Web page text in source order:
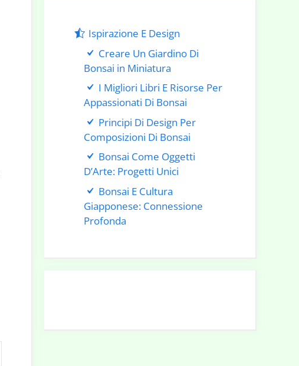
Ispirazione E Design
Creare Un Giardino Di
Bonsai in Miniatura
I Migliori Libri E Risorse Per
Appassionati Di Bonsai
Principi Di Design Per
Composizioni Di Bonsai
Bonsai Come Oggetti
D’Arte: Progetti Unici
Bonsai E Cultura
Giapponese: Connessione
Profonda